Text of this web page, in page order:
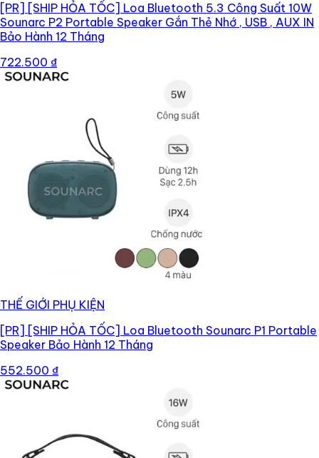
[PR] [SHIP HỎA TỐC] Loa Bluetooth 5.3 Công Suất 10W
Sounarc P2 Portable Speaker Gắn Thẻ Nhớ , USB , AUX IN
Bảo Hành 12 Tháng
722.500 ₫
THẾ GIỚI PHỤ KIỆN
[PR] [SHIP HỎA TỐC] Loa Bluetooth Sounarc P1 Portable
Speaker Bảo Hành 12 Tháng
552.500 ₫